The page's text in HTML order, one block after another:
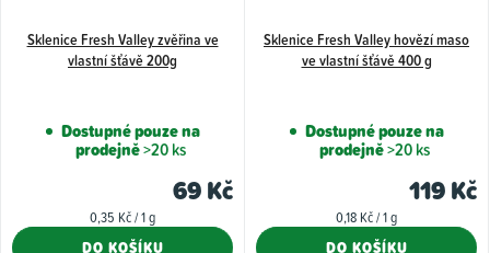
Sklenice Fresh Valley zvěřina ve
vlastní šťávě 200g
Dostupné pouze na
prodejně>20 ks
69 Kč
Měrná
0,35 Kč / 1 g
DO KOŠÍKU
Sklenice Fresh Valley hovězí maso
ve vlastní šťávě 400 g
Dostupné pouze na
prodejně>20 ks
119 Kč
Měrná
0,18 Kč / 1 g
DO KOŠÍKU